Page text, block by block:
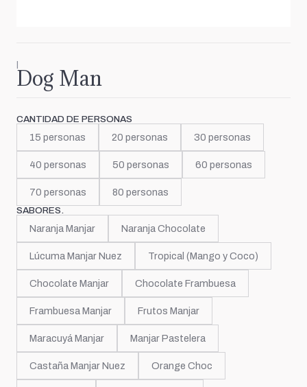
|
Dog Man
CANTIDAD DE PERSONAS
15 personas 20 personas 30 personas
40 personas 50 personas 60 personas
70 personas 80 personas
SABORES.
Naranja Manjar Naranja Chocolate
Lúcuma Manjar Nuez Tropical (Mango y Coco)
Chocolate Manjar Chocolate Frambuesa
Frambuesa Manjar Frutos Manjar
Maracuyá Manjar Manjar Pastelera
Castaña Manjar Nuez Orange Choc